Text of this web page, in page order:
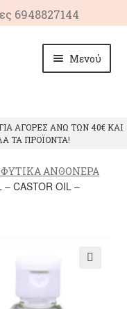
6948827144
Μενού
ΑΓΟΡΕΣ ΑΝΩ ΤΩΝ 40€ ΚΑΙ
ΤΑ ΠΡΟΪΟΝΤΑ!
ΦΥΤΙΚΑ ΑΝΘΟΝΕΡΑ
CASTOR OIL –